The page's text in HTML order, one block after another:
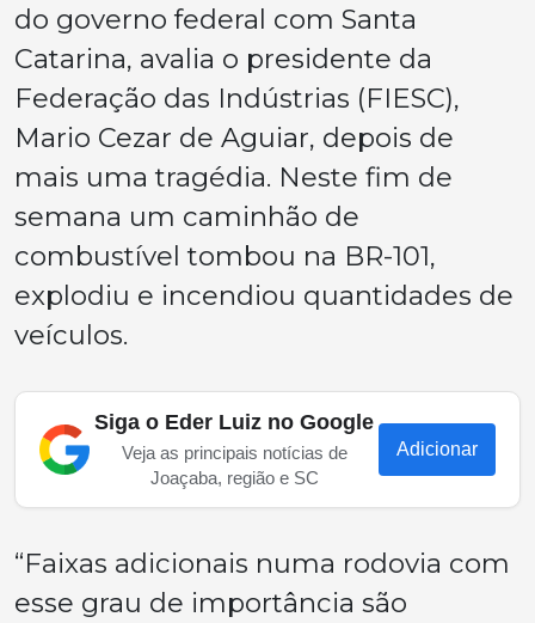
do governo federal com Santa
Catarina, avalia o presidente da
Federação das Indústrias (FIESC),
Mario Cezar de Aguiar, depois de
mais uma tragédia. Neste fim de
semana um caminhão de
combustível tombou na BR-101,
explodiu e incendiou quantidades de
veículos.
Siga o Eder Luiz no Google
Veja as principais notícias de
Joaçaba, região e SC
Adicionar
“Faixas adicionais numa rodovia com
esse grau de importância são